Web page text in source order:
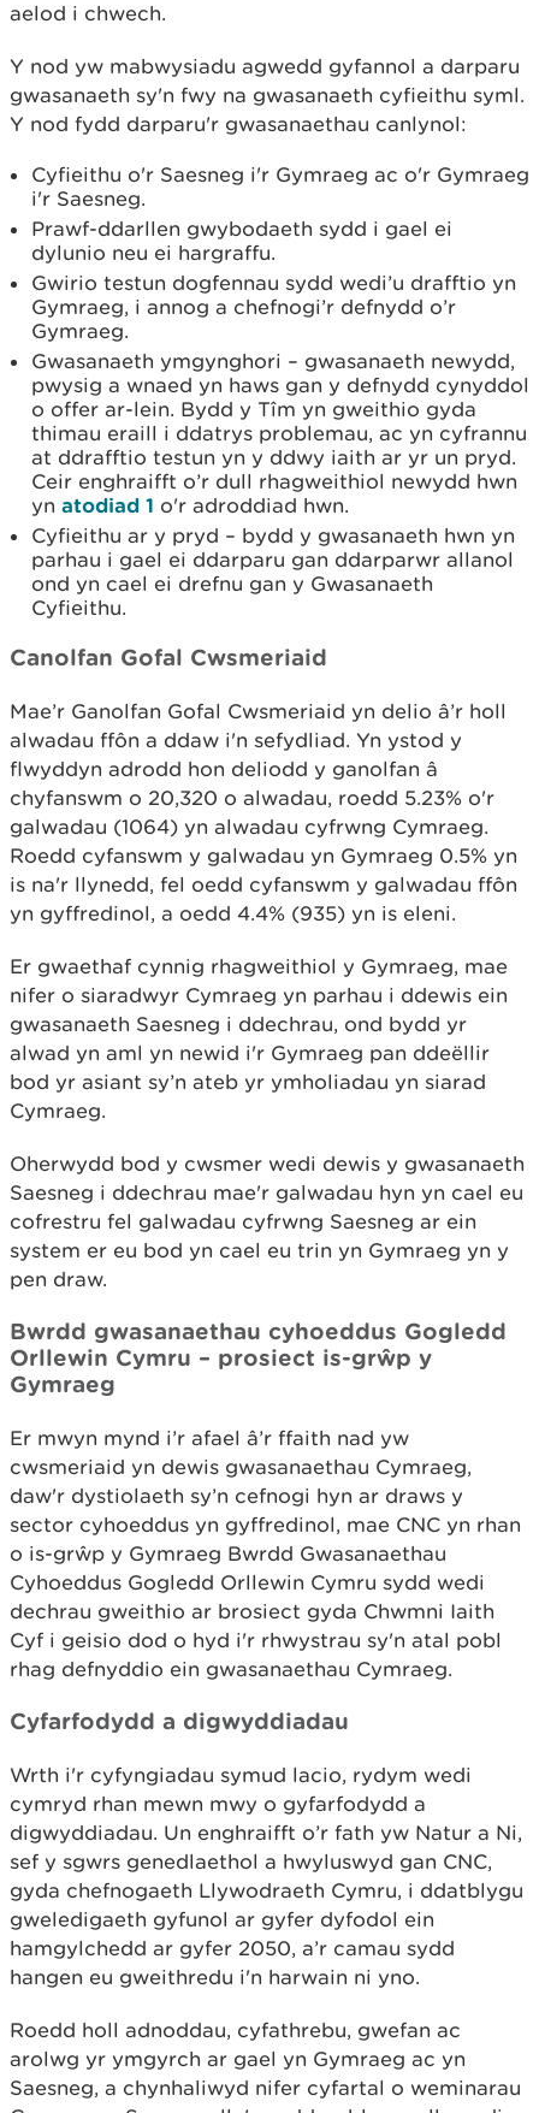
aelod i chwech.
Y nod yw mabwysiadu agwedd gyfannol a darparu
gwasanaeth sy'n fwy na gwasanaeth cyfieithu syml.
Y nod fydd darparu'r gwasanaethau canlynol:
Cyfieithu o'r Saesneg i'r Gymraeg ac o'r Gymraeg
i'r Saesneg.
Prawf-ddarllen gwybodaeth sydd i gael ei
dylunio neu ei hargraffu.
Gwirio testun dogfennau sydd wedi’u drafftio yn
Gymraeg, i annog a chefnogi’r defnydd o’r
Gymraeg.
Gwasanaeth ymgynghori – gwasanaeth newydd,
pwysig a wnaed yn haws gan y defnydd cynyddol
o offer ar-lein. Bydd y Tîm yn gweithio gyda
thimau eraill i ddatrys problemau, ac yn cyfrannu
at ddrafftio testun yn y ddwy iaith ar yr un pryd.
Ceir enghraifft o’r dull rhagweithiol newydd hwn
yn atodiad 1 o'r adroddiad hwn.
Cyfieithu ar y pryd – bydd y gwasanaeth hwn yn
parhau i gael ei ddarparu gan ddarparwr allanol
ond yn cael ei drefnu gan y Gwasanaeth
Cyfieithu.
Canolfan Gofal Cwsmeriaid
Mae’r Ganolfan Gofal Cwsmeriaid yn delio â’r holl
alwadau ffôn a ddaw i'n sefydliad. Yn ystod y
flwyddyn adrodd hon deliodd y ganolfan â
chyfanswm o 20,320 o alwadau, roedd 5.23% o'r
galwadau (1064) yn alwadau cyfrwng Cymraeg.
Roedd cyfanswm y galwadau yn Gymraeg 0.5% yn
is na'r llynedd, fel oedd cyfanswm y galwadau ffôn
yn gyffredinol, a oedd 4.4% (935) yn is eleni.
Er gwaethaf cynnig rhagweithiol y Gymraeg, mae
nifer o siaradwyr Cymraeg yn parhau i ddewis ein
gwasanaeth Saesneg i ddechrau, ond bydd yr
alwad yn aml yn newid i'r Gymraeg pan ddeëllir
bod yr asiant sy’n ateb yr ymholiadau yn siarad
Cymraeg.
Oherwydd bod y cwsmer wedi dewis y gwasanaeth
Saesneg i ddechrau mae'r galwadau hyn yn cael eu
cofrestru fel galwadau cyfrwng Saesneg ar ein
system er eu bod yn cael eu trin yn Gymraeg yn y
pen draw.
Bwrdd gwasanaethau cyhoeddus Gogledd
Orllewin Cymru – prosiect is-grŵp y
Gymraeg
Er mwyn mynd i’r afael â’r ffaith nad yw
cwsmeriaid yn dewis gwasanaethau Cymraeg,
daw'r dystiolaeth sy’n cefnogi hyn ar draws y
sector cyhoeddus yn gyffredinol, mae CNC yn rhan
o is-grŵp y Gymraeg Bwrdd Gwasanaethau
Cyhoeddus Gogledd Orllewin Cymru sydd wedi
dechrau gweithio ar brosiect gyda Chwmni Iaith
Cyf i geisio dod o hyd i'r rhwystrau sy'n atal pobl
rhag defnyddio ein gwasanaethau Cymraeg.
Cyfarfodydd a digwyddiadau
Wrth i'r cyfyngiadau symud lacio, rydym wedi
cymryd rhan mewn mwy o gyfarfodydd a
digwyddiadau. Un enghraifft o’r fath yw Natur a Ni,
sef y sgwrs genedlaethol a hwyluswyd gan CNC,
gyda chefnogaeth Llywodraeth Cymru, i ddatblygu
gweledigaeth gyfunol ar gyfer dyfodol ein
hamgylchedd ar gyfer 2050, a’r camau sydd
hangen eu gweithredu i'n harwain ni yno.
Roedd holl adnoddau, cyfathrebu, gwefan ac
arolwg yr ymgyrch ar gael yn Gymraeg ac yn
Saesneg, a chynhaliwyd nifer cyfartal o weminarau